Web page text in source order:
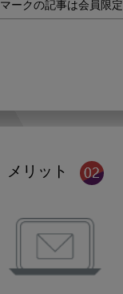
マークの記事は会員限定
メリット